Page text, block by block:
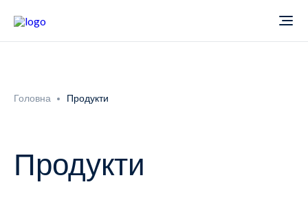
Новини
Головна Продукти
Продукти